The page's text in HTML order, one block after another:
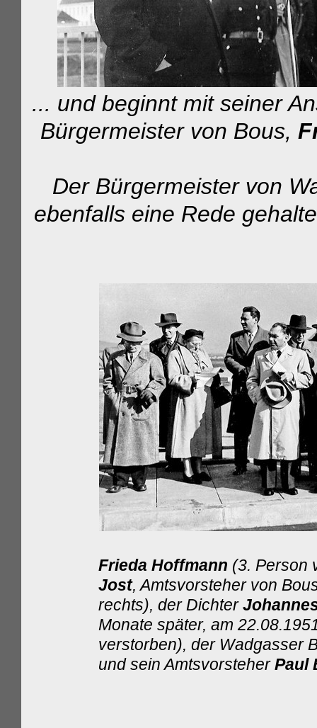
... und beginnt mit seiner
Bürgermeister von Bous,
Der Bürgermeister von
ebenfalls eine Rede
Frieda Hoffmann (3. Person
Jost, Amtsvorsteher von
rechts), der Dichter
Monate später, am
verstorben), der Wadgasser
undsein AmtsvorsteherPaul